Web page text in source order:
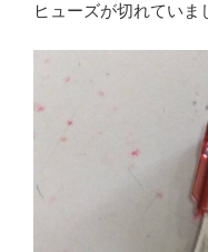
ヒューズが切れていま